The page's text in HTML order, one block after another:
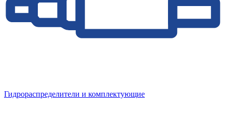
Гидрораспределители и комплектующие